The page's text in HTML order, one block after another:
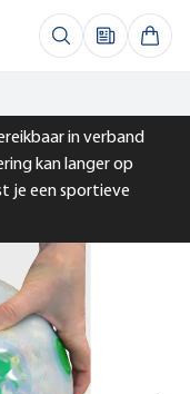
in verband
kan langer op
je een sportieve